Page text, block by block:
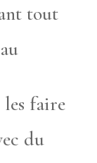
tout
les faire
du